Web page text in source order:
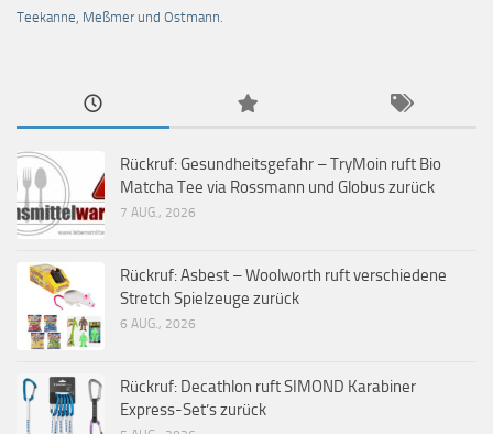
Teekanne, Meßmer und Ostmann.
Rückruf: Gesundheitsgefahr – TryMoin ruft Bio
Matcha Tee via Rossmann und Globus zurück
7 AUG., 2026
Rückruf: Asbest – Woolworth ruft verschiedene
Stretch Spielzeuge zurück
6 AUG., 2026
Rückruf: Decathlon ruft SIMOND Karabiner
Express-Set’s zurück